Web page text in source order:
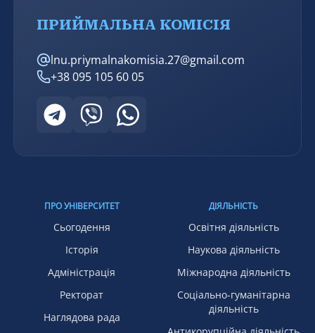
ПРИЙМАЛЬНА КОМІСІЯ
lnu.priymalnakomisia.27@gmail.com
+38 095 105 60 05
ПРО УНІВЕРСИТЕТ
Сьогодення
Історія
Адміністрація
Ректорат
Наглядова рада
ДІЯЛЬНІСТЬ
Освітня діяльність
Наукова діяльність
Міжнародна діяльність
Соціально-гуманітарна
діяльність